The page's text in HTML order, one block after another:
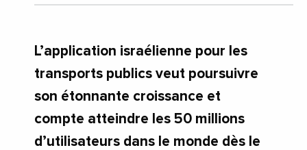
L’application israélienne pour les
transports publics veut poursuivre
son étonnante croissance et
compte atteindre les 50 millions
d’utilisateurs dans le monde dès le